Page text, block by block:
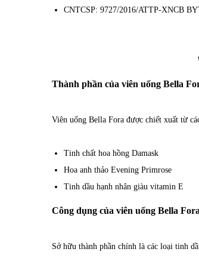
CNTCSP: 9727/2016/ATTP-XNCB
Thành phần của viên uống Bella
Viên uống Bella Fora được chiết xuất từ
Tinh chất hoa hồng Damask
Hoa anh thảo Evening Primrose
Tinh dầu hạnh nhân giàu vitamin E
Công dụng của viên uống Bella Fora
Sở hữu thành phần chính là các loại tinh